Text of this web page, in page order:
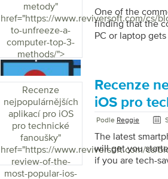
metody"
href="https://www.reviversoft.com/cs/
to-unfreeze-a-
computer-top-3-
methods/">
One of the
finding that the
PC or laptop
knowing how to
understand why
your computer
Recenze
nejpopulárnějších
aplikací pro iOS
pro technické
fanoušky"
href="https://www.reviversoft.com/cs/
review-of-the-
most-popular-ios-
Recenze
iOS pro
Podle Reggie
The latest
will get you
if you are tech-